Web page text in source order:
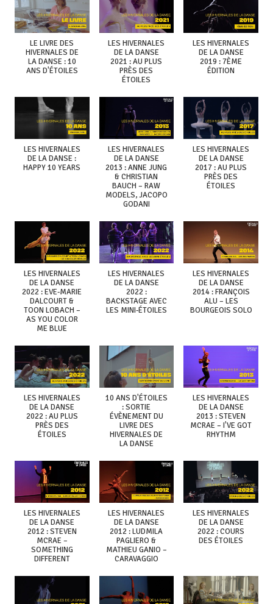
LE LIVRE DES
HIVERNALES DE
LA DANSE : 10
ANS D'ÉTOILES
LES HIVERNALES
DE LA DANSE
2021 : AU PLUS
PRÈS DES
ÉTOILES
LES HIVERNALES
DE LA DANSE
2019 : 7ÈME
ÉDITION
LES HIVERNALES
DE LA DANSE :
HAPPY 10 YEARS
LES HIVERNALES
DE LA DANSE
2013 : ANNE JUNG
& CHRISTIAN
BAUCH – RAW
MODELS, JACOPO
GODANI
LES HIVERNALES
DE LA DANSE
2017 : AU PLUS
PRÈS DES
ÉTOILES
LES HIVERNALES
DE LA DANSE
2022 : EVE-MARIE
DALCOURT &
TOON LOBACH –
AS YOU COLOR
ME BLUE
LES HIVERNALES
DE LA DANSE
2022 :
BACKSTAGE AVEC
LES MINI-ÉTOILES
LES HIVERNALES
DE LA DANSE
2014 : FRANÇOIS
ALU – LES
BOURGEOIS SOLO
LES HIVERNALES
DE LA DANSE
2022 : AU PLUS
PRÈS DES
ÉTOILES
10 ANS D'ÉTOILES
: SORTIE
ÉVÈNEMENT DU
LIVRE DES
HIVERNALES DE
LA DANSE
LES HIVERNALES
DE LA DANSE
2013 : STEVEN
MCRAE – I'VE GOT
RHYTHM
LES HIVERNALES
DE LA DANSE
2012 : STEVEN
MCRAE –
SOMETHING
DIFFERENT
LES HIVERNALES
DE LA DANSE
2012 : LUDMILA
PAGLIERO &
MATHIEU GANIO –
CARAVAGGIO
LES HIVERNALES
DE LA DANSE
2022 : COURS
DES ÉTOILES